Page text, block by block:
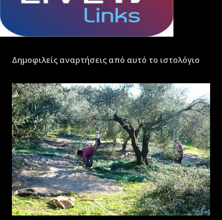
Δημοφιλείς αναρτήσεις από αυτό το ιστολόγιο